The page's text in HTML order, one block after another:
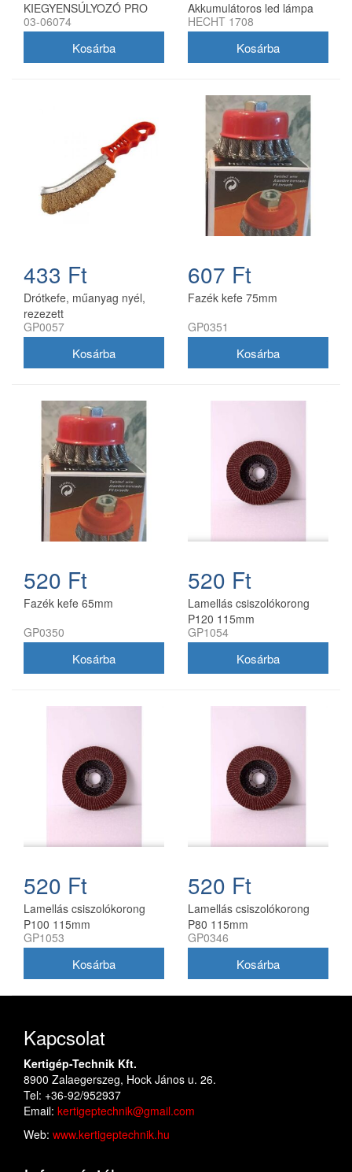
KIEGYENSÚLYOZÓ PRO
03-06074
Akkumulátoros led lámpa
HECHT 1708
433 Ft
Drótkefe, műanyag nyél,
rezezett
GP0057
607 Ft
Fazék kefe 75mm
GP0351
520 Ft
Fazék kefe 65mm
GP0350
520 Ft
Lamellás csiszolókorong
P120 115mm
GP1054
520 Ft
Lamellás csiszolókorong
P100 115mm
GP1053
520 Ft
Lamellás csiszolókorong
P80 115mm
GP0346
Kapcsolat
Kertigép-Technik Kft.
8900 Zalaegerszeg, Hock János u. 26.
Tel: +36-92/952937
Email: kertigeptechnik@gmail.com
Web: www.kertigeptechnik.hu